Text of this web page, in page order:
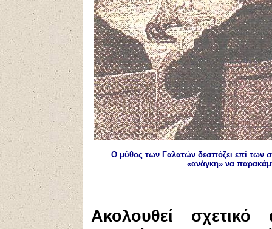
Ο μύθος των Γαλατών δεσπόζει επί των
«ανάγκη» να
Ακολουθεί